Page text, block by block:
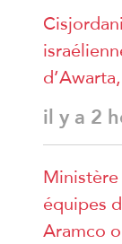
il y a 2
équipes
Aramco